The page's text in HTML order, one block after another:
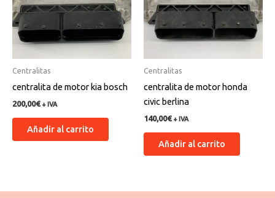
Centralitas
centralita de motor kia bosch
200,00€ + IVA
Añadir al carrito
Centralitas
centralita de motor honda
civic berlina
140,00€ + IVA
Añadir al carrito